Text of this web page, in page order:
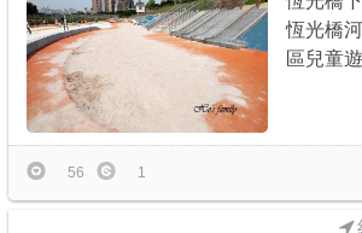
恆光橋
區兒童
56 1